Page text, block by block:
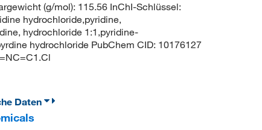
(g/mol): 115.56 InChI-Schlüssel:
hydrochloride,pyridine,
hydrochloride 1:1,pyridine-
hydrochloride PubChem CID: 10176127
Daten